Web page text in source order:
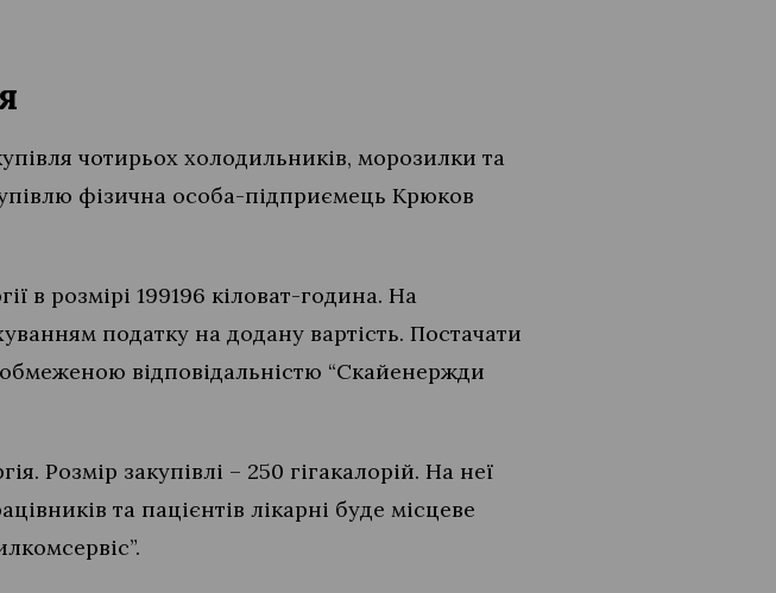
чотирьох холодильників, морозилки та
фізична особа-підприємець Крюков
в розмірі 199196 кіловат-година. На
податку на додану вартість. Постачати
обмеженою відповідальністю “Скайенержди
Розмір закупівлі – 250 гігакалорій. На неї
та пацієнтів лікарні буде місцеве